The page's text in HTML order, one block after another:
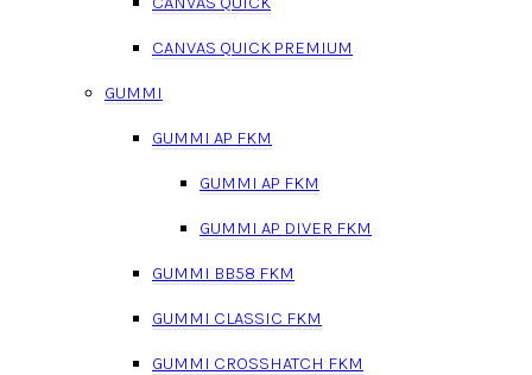
CANVAS QUICK PREMIUM
GUMMI
GUMMI AP FKM
GUMMI AP FKM
GUMMI AP DIVER FKM
GUMMI BB58 FKM
GUMMI CLASSIC FKM
GUMMI CROSSHATCH FKM